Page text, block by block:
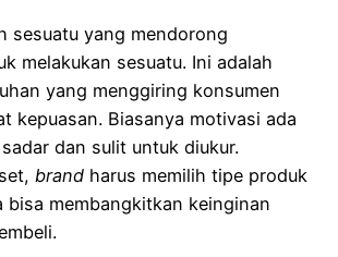
sesuatu yang mendorong
melakukan sesuatu. Ini adalah
yang menggiring konsumen
kepuasan. Biasanya motivasi ada
dan sulit untuk diukur.
brand harus memilih tipe produk
bisa membangkitkan keinginan